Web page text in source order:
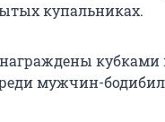
купальниках.
мужчин-